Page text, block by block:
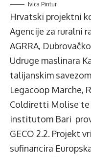
Ivica Pintur
Hrvatski projektni
Agencije za ruralni
AGRRA,
Udruge maslinara
talijanskim
Legacoop Marche,
Coldiretti Molise te
institutom Bari
GECO 2.2. Projekt
sufinancira